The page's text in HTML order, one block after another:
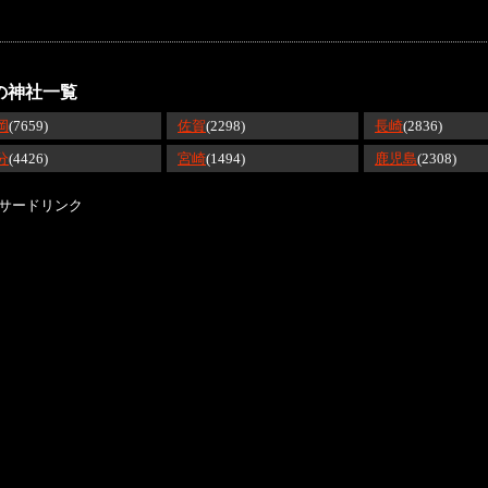
神社一覧
(7659) 佐賀(2298) 長崎(2836)
(4426) 宮崎(1494) 鹿児島(2308)
ードリンク